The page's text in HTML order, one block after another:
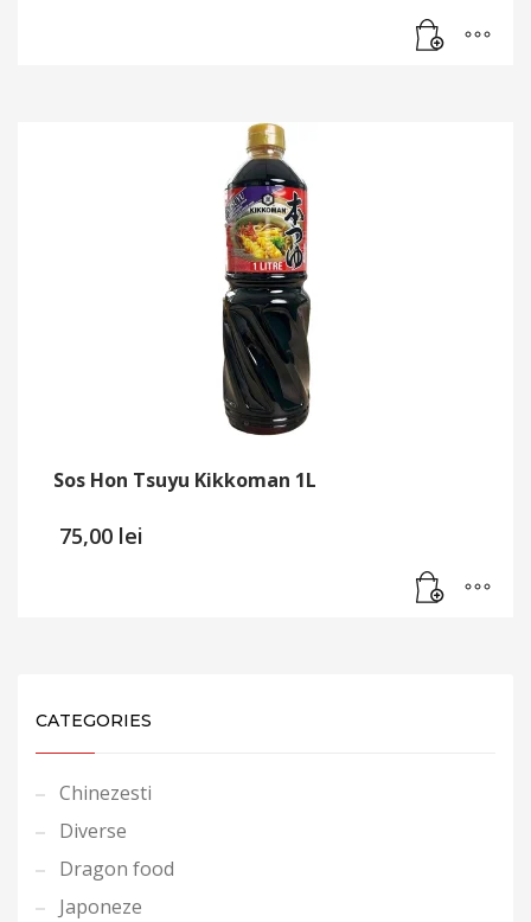
Sos Hon Tsuyu Kikkoman 1L
75,00 lei
CATEGORIES
Chinezesti
Diverse
Dragon food
Japoneze